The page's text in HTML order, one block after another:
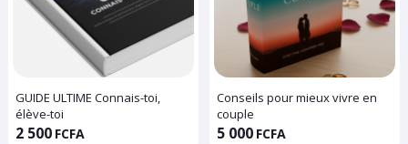
GUIDE ULTIME Connais-toi,
élève-toi
2 500 FCFA
Conseils pour mieux vivre en
couple
5 000 FCFA